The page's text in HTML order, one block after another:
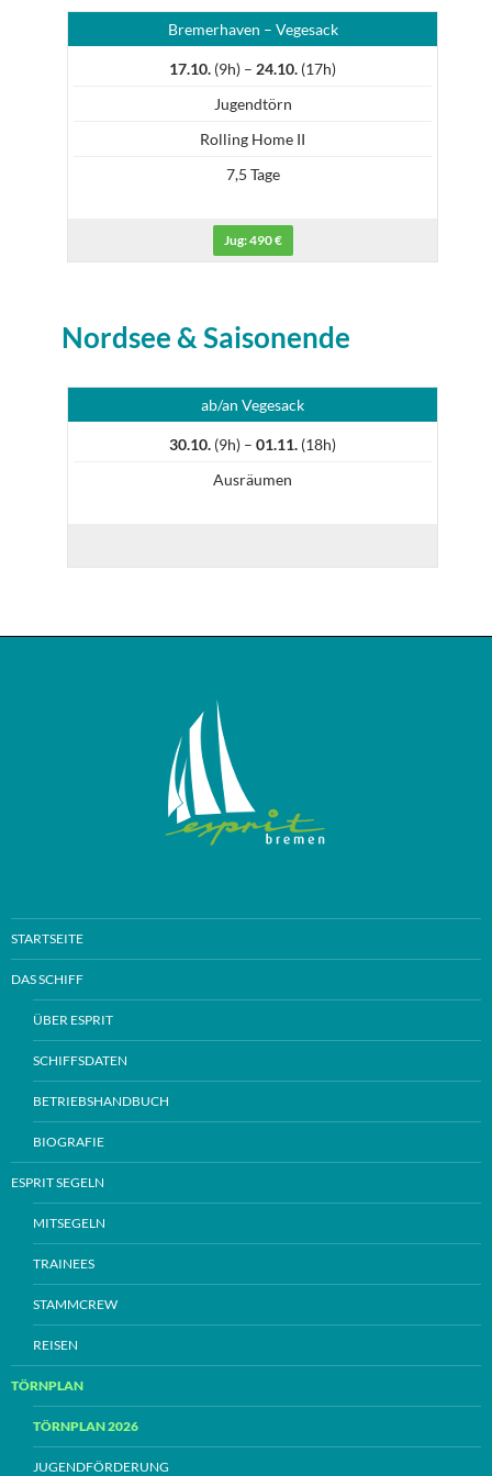
Bremerhaven – Vegesack
17.10. (9h) – 24.10. (17h)
Jugendtörn
Rolling Home II
7,5 Tage
Jug: 490 €
Nordsee & Saisonende
ab/an Vegesack
30.10. (9h) – 01.11. (18h)
Ausräumen
STARTSEITE
DAS SCHIFF
ÜBER ESPRIT
SCHIFFSDATEN
BETRIEBSHANDBUCH
BIOGRAFIE
ESPRIT SEGELN
MITSEGELN
TRAINEES
STAMMCREW
REISEN
TÖRNPLAN
TÖRNPLAN 2026
JUGENDFÖRDERUNG